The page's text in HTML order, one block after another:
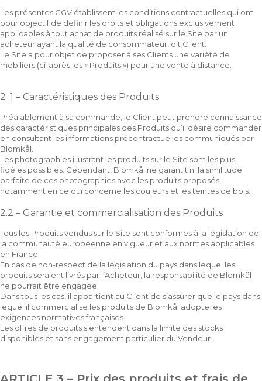
Les présentes CGV établissent les conditions contractuelles qui ont
pour objectif de définir les droits et obligations exclusivement
applicables à tout achat de produits réalisé sur le Site par un
acheteur ayant la qualité de consommateur, dit Client.
Le Site a pour objet de proposer à ses Clients une variété de
mobiliers (ci-après les « Produits ») pour une vente à distance.
2 .1 – Caractéristiques des Produits
Préalablement à sa commande, le Client peut prendre connaissance
des caractéristiques principales des Produits qu’il désire commander
en consultant les informations précontractuelles communiqués par
Blomkål.
Les photographies illustrant les produits sur le Site sont les plus
fidèles possibles. Cependant, Blomkål ne garantit ni la similitude
parfaite de ces photographies avec les produits proposés,
notamment en ce qui concerne les couleurs et les teintes de bois.
2.2 – Garantie et commercialisation des Produits
Tous les Produits vendus sur le Site sont conformes à la législation de
la communauté européenne en vigueur et aux normes applicables
en France.
En cas de non-respect de la législation du pays dans lequel les
produits seraient livrés par l’Acheteur, la responsabilité de Blomkål
ne pourrait être engagée.
Dans tous les cas, il appartient au Client de s’assurer que le pays dans
lequel il commercialise les produits de Blomkål adopte les
exigences normatives françaises.
Les offres de produits s’entendent dans la limite des stocks
disponibles et sans engagement particulier du Vendeur.